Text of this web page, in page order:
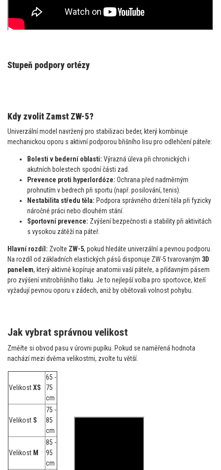
Stupeň podpory ortézy
Kdy zvolit Zamst ZW-5?
Univerzální model navržený pro stabilizaci beder, který kombinuje
mechanickou oporu s aktivní podporou břišního lisu pro odlehčení páteře:
Bolesti v bederní oblasti: Výrazná úleva při chronických i
akutních bolestech spodní části zad.
Prevence proti hyperlordóze: Ochrana před nadměrným
prohnutím v bedrech při sportu (např. posilování, tenis).
Nestabilita středu těla: Podpora správného držení těla při fyzicky
náročné práci nebo dlouhém stání.
Sportovní prevence: Zvýšení bezpečnosti a stability při aktivitách
s vysokou zátěží na páteř.
Hlavní rozdíl: Zvolte ZW-5, pokud hledáte univerzální a pevnou podporu.
Na rozdíl od základních elastických pásů disponuje ZW-5 tvarovaným 3D
panelem, který aktivně kopíruje anatomii vaší páteře, a přídavným pásem
pro zvýšení vnitrobřišního tlaku. Je to nejlepší volba pro sportovce, kteří
vyžadují pevnou oporu v zádech, aniž by obětovali volnost pohybu.
Jak vybrat správnou velikost
Změřte si obvod pasu v úrovni pupíku. Pokud se naměřená hodnota
nachází mezi dvěma velikostmi, zvolte tu větší.
VelikostXS
65 -
75
cm
Velikost S
75 -
85
cm
Velikost M
85 -
95
cm